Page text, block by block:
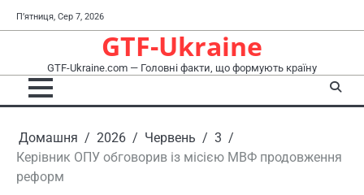
до
П’ятниця, Сер 7, 2026
GTF-Ukraine
GTF-Ukraine.com — Головні факти, що формують країну
Домашня 2026 Червень
3
Керівник ОПУ обговорив із місією МВФ продовження
реформ